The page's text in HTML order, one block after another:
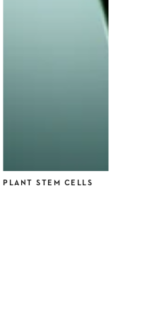
PLANT STEM CELLS